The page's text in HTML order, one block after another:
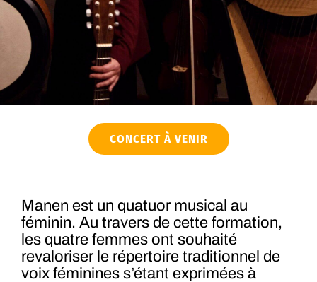
CONCERT À VENIR
Manen est un quatuor musical au
féminin. Au travers de cette formation,
les quatre femmes ont souhaité
revaloriser le répertoire traditionnel de
voix féminines s’étant exprimées à